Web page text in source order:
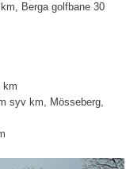
Berga golfbane 30
km
syv km, Mösseberg,